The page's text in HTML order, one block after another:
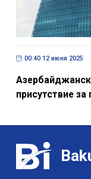
00:40 12 июня 2025
присутствие